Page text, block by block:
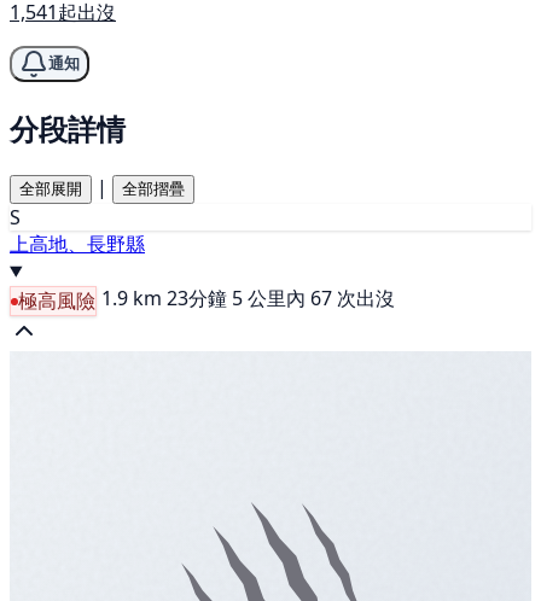
1,541起出沒
通知
分段詳情
全部展開 | 全部摺疊
S
上高地、長野縣
極高風險 1.9 km 23分鐘 5 公里內 67 次出沒